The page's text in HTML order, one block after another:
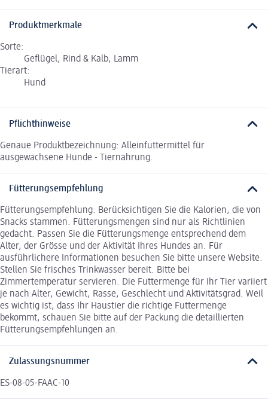
Produktmerkmale
Sorte:
Geflügel, Rind & Kalb, Lamm
Tierart:
Hund
Pflichthinweise
Genaue Produktbezeichnung: Alleinfuttermittel für
ausgewachsene Hunde - Tiernahrung.
Fütterungsempfehlung
Fütterungsempfehlung: Berücksichtigen Sie die Kalorien, die von
Snacks stammen. Fütterungsmengen sind nur als Richtlinien
gedacht. Passen Sie die Fütterungsmenge entsprechend dem
Alter, der Grösse und der Aktivität Ihres Hundes an. Für
ausführlichere Informationen besuchen Sie bitte unsere Website.
Stellen Sie frisches Trinkwasser bereit. Bitte bei
Zimmertemperatur servieren. Die Futtermenge für Ihr Tier variiert
je nach Alter, Gewicht, Rasse, Geschlecht und Aktivitätsgrad. Weil
es wichtig ist, dass Ihr Haustier die richtige Futtermenge
bekommt, schauen Sie bitte auf der Packung die detaillierten
Fütterungsempfehlungen an.
Zulassungsnummer
ES-08-05-FAAC-10